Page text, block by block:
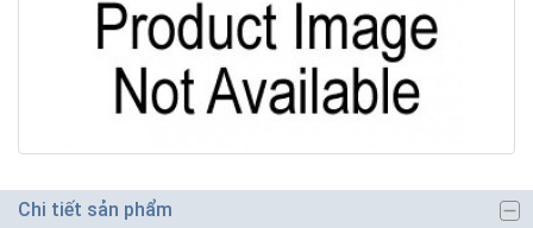
Chi tiết sản phẩm